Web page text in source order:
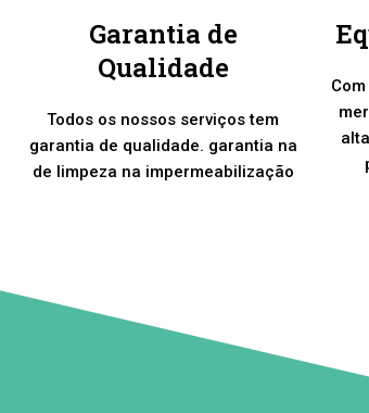
Garantia de
Qualidade
Todos os nossos serviços tem
garantia de qualidade. garantia na
de limpeza na impermeabilização